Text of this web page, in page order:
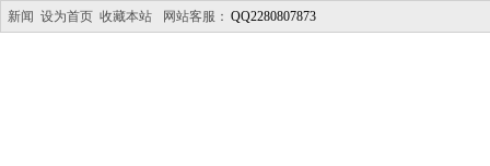
新闻 设为首页 收藏本站 网站客服： QQ2280807873